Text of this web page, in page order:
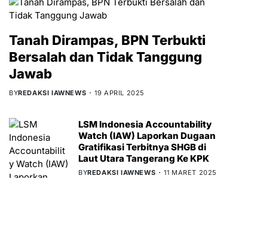
Tanah Dirampas, BPN Terbukti
Bersalah dan Tidak Tanggung
Jawab
BYREDAKSI IAWNEWS 19 APRIL 2025
LSM Indonesia Accountability
Watch (IAW) Laporkan Dugaan
Gratifikasi Terbitnya SHGB di
Laut Utara Tangerang Ke KPK
BYREDAKSI IAWNEWS 11 MARET 2025